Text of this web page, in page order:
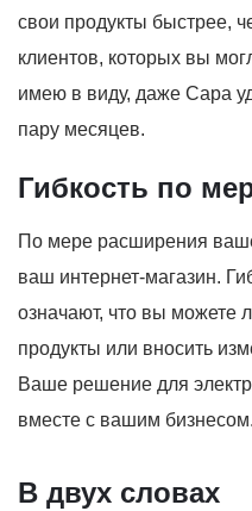
свои продукты быстрее,
клиентов, которых вы
имею в виду, даже Сара
пару месяцев.
Гибкость по
По мере расширения
ваш интернет-магазин.
означают, что вы можете
продукты или вносить
Ваше решение для
вместе с вашим
В двух словах